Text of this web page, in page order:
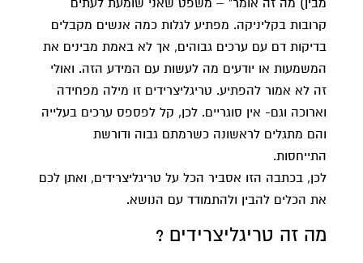
קרובות בקליניקה. מפתיע לגלות כמה אנשים מקבלים
בדיקות דם עם ערכים גבוהים, אך לא באמת מבינים את
המשמעות או יודעים מה לעשות עם המידע הזה. ואולי
זה לא אמור להפתיע. טריגליצרידים זו מילה מפחידה
וארוכה וגם- אין סוגריים. לכן, קל לפספס ערכים בעלייה
והם מתגלים לראשונה כשרמתם גבוה ודורשת
התייחסות.
לכן, בכתבה הזו אסביר הכל על טריגליצרידים, ואתן לכם
את הכלים להבין ולהתמודד עם הנושא.
מה זה טריגליצרידים ?